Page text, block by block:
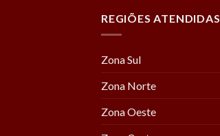
REGIÕES ATENDIDAS
Zona Sul
Zona Norte
Zona Oeste